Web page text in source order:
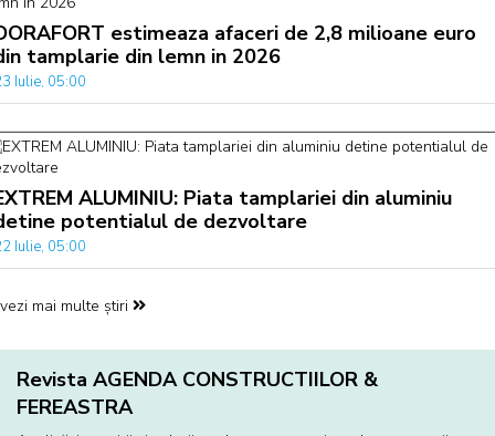
estimeaza afaceri de 2,8 milioane euro
tamplarie din lemn in 2026
Iulie, 05:00
ALUMINIU: Piata tamplariei din aluminiu
potentialul de dezvoltare
Iulie, 05:00
vezi mai multe știri
Revista AGENDA CONSTRUCTIILOR &
FEREASTRA